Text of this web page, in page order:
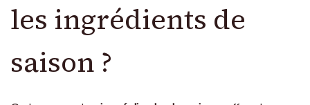
les ingrédients de
saison ?